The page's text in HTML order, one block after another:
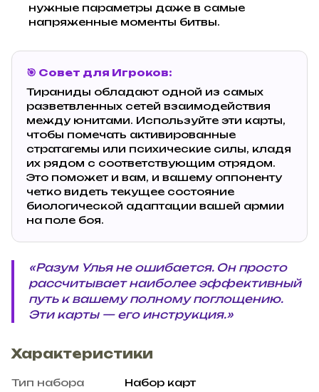
нужные параметры даже в самые
напряженные моменты битвы.
🎯 Совет для Игроков:
Тираниды обладают одной из самых
разветвленных сетей взаимодействия
между юнитами. Используйте эти карты,
чтобы помечать активированные
стратагемы или психические силы, кладя
их рядом с соответствующим отрядом.
Это поможет и вам, и вашему оппоненту
четко видеть текущее состояние
биологической адаптации вашей армии
на поле боя.
«Разум Улья не ошибается. Он просто
рассчитывает наиболее эффективный
путь к вашему полному поглощению.
Эти карты — его инструкция.»
Характеристики
Тип набора Набор карт